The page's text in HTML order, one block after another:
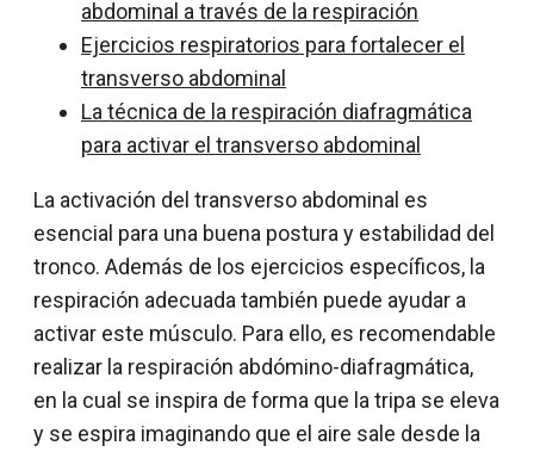
abdominal a través de la respiración
Ejercicios respiratorios para fortalecer el
transverso abdominal
La técnica de la respiración diafragmática
para activar el transverso abdominal
La activación del transverso abdominal es
esencial para una buena postura y estabilidad del
tronco. Además de los ejercicios específicos, la
respiración adecuada también puede ayudar a
activar este músculo. Para ello, es recomendable
realizar la respiración abdómino-diafragmática,
en la cual se inspira de forma que la tripa se eleva
y se espira imaginando que el aire sale desde la